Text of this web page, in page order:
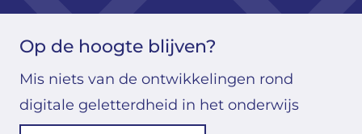
Op de hoogte blijven?
Mis niets van de ontwikkelingen rond
digitale geletterdheid in het onderwijs